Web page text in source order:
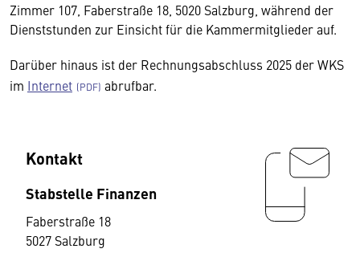
Zimmer 107, Faberstraße 18, 5020 Salzburg, während der
Dienststunden zur Einsicht für die Kammermitglieder auf.
Darüber hinaus ist der Rechnungsabschluss 2025 der WKS
im Internet abrufbar.
Kontakt
Stabstelle Finanzen
Faberstraße 18
5027 Salzburg